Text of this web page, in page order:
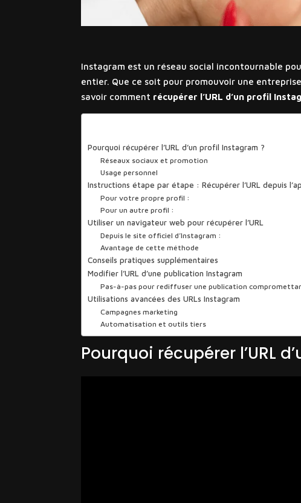
Instagram est un réseau social incontournable
entier. Que ce soit pour promouvoir une
savoir comment récupérer l’URL d’un profil
Pourquoi récupérer l’URL d’un profil Instagram ?
Réseaux sociaux et promotion
Usage personnel
Instructions étape par étape : Récupérer l’URL depuis
Pour votre propre profil :
Pour un autre profil :
Utiliser un navigateur web pour récupérer l’URL
Depuis le site officiel d’Instagram :
Avantage de cette méthode
Conseils pratiques supplémentaires
Modifier l’URL d’une publication Instagram
Pas-à-pas pour rediffuser une publication
Utilisations avancées des URLs Instagram
Campagnes marketing
Automatisation et outils tiers
Pourquoi récupérer l’URL